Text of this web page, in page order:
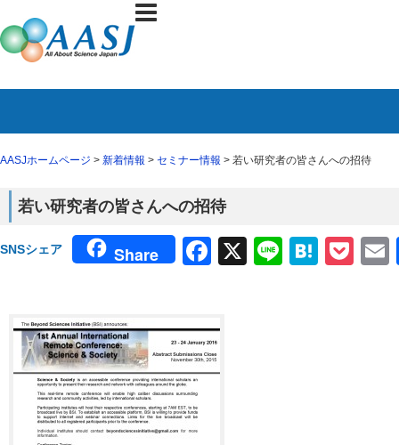
AASJホームページ > 新着情報 > セミナー情報 > 若い研究者の皆さんへの招待
若い研究者の皆さんへの招待
SNSシェア Share Facebook
X Line